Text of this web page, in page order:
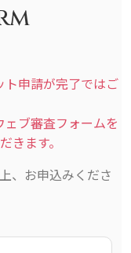
申請が完了ではご
ブ審査フォームを
きます。
、お申込みくださ